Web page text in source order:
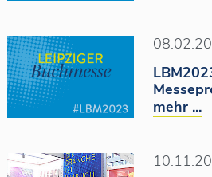
mehr ...